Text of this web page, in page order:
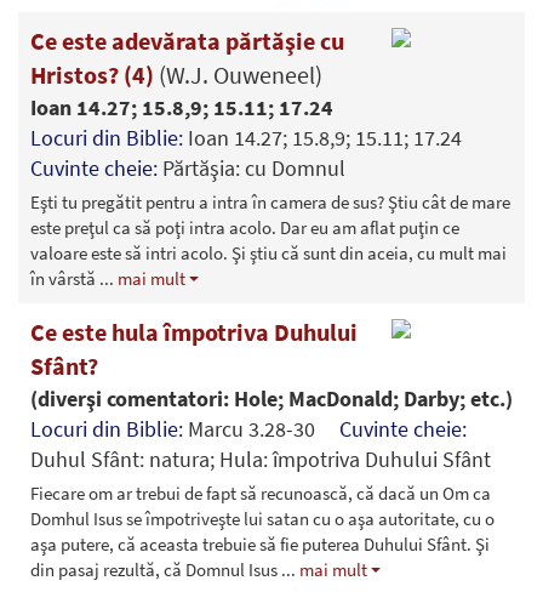
Ce este adevărata părtăşie cu
Hristos? (4) (W.J. Ouweneel)
Ioan 14.27; 15.8,9; 15.11; 17.24
Locuri din Biblie: Ioan 14.27; 15.8,9; 15.11; 17.24
Cuvinte cheie: Părtăşia: cu Domnul
Eşti tu pregătit pentru a intra în camera de sus? Ştiu cât de mare
este preţul ca să poţi intra acolo. Dar eu am aflat puţin ce
valoare este să intri acolo. Şi ştiu că sunt din aceia, cu mult mai
în vârstă ... mai mult
Ce este hula împotriva Duhului
Sfânt?
(diverşi comentatori: Hole; MacDonald; Darby; etc.)
Locuri din Biblie: Marcu 3.28-30 Cuvinte cheie:
Duhul Sfânt: natura; Hula: împotriva Duhului Sfânt
Fiecare om ar trebui de fapt să recunoască, că dacă un Om ca
Domhul Isus se împotriveşte lui satan cu o aşa autoritate, cu o
aşa putere, că aceasta trebuie să fie puterea Duhului Sfânt. Şi
din pasaj rezultă, că Domnul Isus ... mai mult